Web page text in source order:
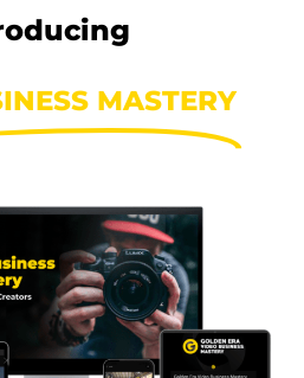
MASTERY